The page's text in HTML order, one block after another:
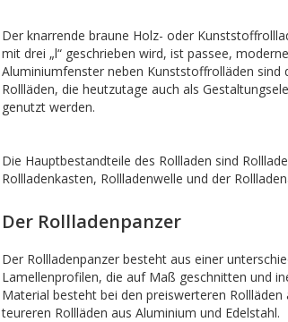
Der knarrende braune Holz- oder
mit drei „l“ geschrieben wird, ist passee,
Aluminiumfenster neben Kunststoffrolläden sind
Rollläden, die heutzutage auch als
genutzt werden.
Die Hauptbestandteile des Rollladen sind
Rollladenkasten, Rollladenwelle und der
Der Rollladenpanzer
Der Rollladenpanzer besteht aus einer
Lamellenprofilen, die auf Maß geschnitten und
Material besteht bei den preiswerteren
teureren Rollläden aus Aluminium und Edelstahl.